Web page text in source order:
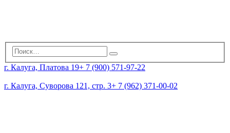
г. Калуга, Платова 19+ 7 (900) 571-97-22
г. Калуга, Суворова 121, стр. 3+ 7 (962) 371-00-02